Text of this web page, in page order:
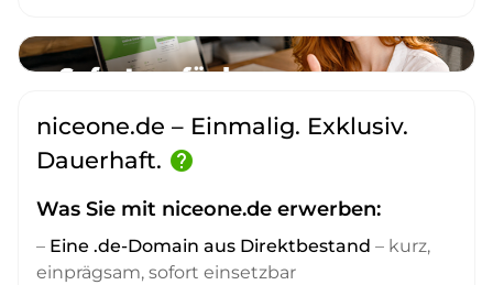
niceone.de – Einmalig. Exklusiv.
Dauerhaft. help
Was Sie mit niceone.de erwerben:
– Eine .de-Domain aus Direktbestand – kurz,
einprägsam, sofort einsetzbar